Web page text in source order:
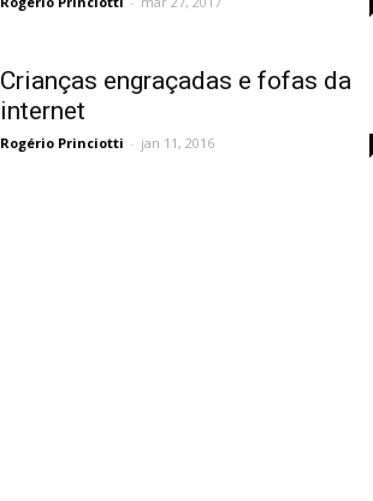
Crianças engraçadas e fofas da
internet
Rogério Princiotti - jan 11, 2016